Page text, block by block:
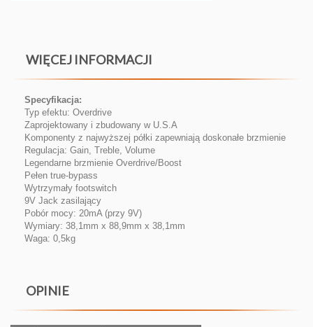
WIĘCEJ INFORMACJI
Specyfikacja:
Typ efektu: Overdrive
Zaprojektowany i zbudowany w U.S.A
Komponenty z najwyższej półki zapewniają doskonałe brzmienie
Regulacja: Gain, Treble, Volume
Legendarne brzmienie Overdrive/Boost
Pełen true-bypass
Wytrzymały footswitch
9V Jack zasilający
Pobór mocy: 20mA (przy 9V)
Wymiary: 38,1mm x 88,9mm x 38,1mm
Waga: 0,5kg
OPINIE